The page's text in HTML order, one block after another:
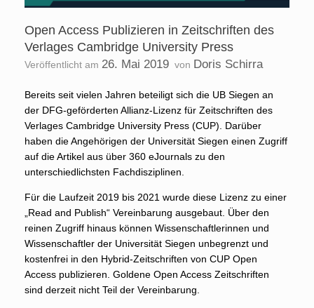
Open Access Publizieren in Zeitschriften des
Verlages Cambridge University Press
Veröffentlicht am 26. Mai 2019 von Doris Schirra
Bereits seit vielen Jahren beteiligt sich die UB Siegen an
der DFG-geförderten Allianz-Lizenz für Zeitschriften des
Verlages Cambridge University Press (CUP). Darüber
haben die Angehörigen der Universität Siegen einen Zugriff
auf die Artikel aus über 360 eJournals zu den
unterschiedlichsten Fachdisziplinen.
Für die Laufzeit 2019 bis 2021 wurde diese Lizenz zu einer
„Read and Publish“ Vereinbarung ausgebaut. Über den
reinen Zugriff hinaus können Wissenschaftlerinnen und
Wissenschaftler der Universität Siegen unbegrenzt und
kostenfrei in den Hybrid-Zeitschriften von CUP Open
Access publizieren. Goldene Open Access Zeitschriften
sind derzeit nicht Teil der Vereinbarung.